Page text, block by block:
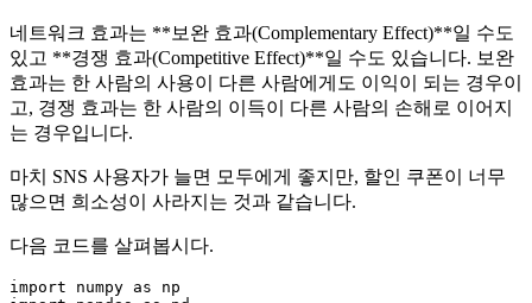
네트워크 효과는 **보완 효과(Complementary Effect)**일 수도
있고 **경쟁 효과(Competitive Effect)**일 수도 있습니다. 보완
효과는 한 사람의 사용이 다른 사람에게도 이익이 되는 경우이
고, 경쟁 효과는 한 사람의 이득이 다른 사람의 손해로 이어지
는 경우입니다.
마치 SNS 사용자가 늘면 모두에게 좋지만, 할인 쿠폰이 너무
많으면 희소성이 사라지는 것과 같습니다.
다음 코드를 살펴봅시다.
import numpy as